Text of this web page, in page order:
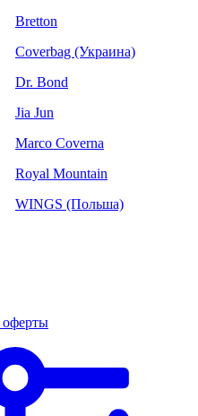
Bretton
Coverbag (Украина)
Dr. Bond
Jia Jun
Marco Coverna
Royal Mountain
WINGS (Польша)
оферты